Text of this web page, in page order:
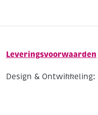
Leveringsvoorwaarden
Design & Ontwikkeling: